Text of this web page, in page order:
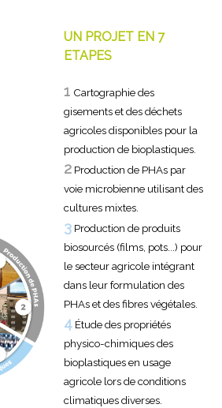
UN PROJET EN 7
ETAPES
1 Cartographie des
gisements et des déchets
agricoles disponibles pour la
production de bioplastiques.
2 Production de PHAs par
voie microbienne utilisant des
cultures mixtes.
3 Production de produits
biosourcés (films, pots...) pour
le secteur agricole intégrant
dans leur formulation des
PHAs et des fibres végétales.
4 Étude des propriétés
physico-chimiques des
bioplastiques en usage
agricole lors de conditions
climatiques diverses.